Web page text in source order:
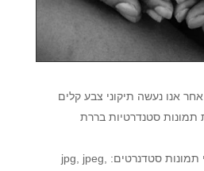
אנו נעשה תיקוני צבע קלים
סטנדרטיות בררת
ניתן לשלוח אלינו רק קבצי תמונות סטדנרטים: jpg, jpeg,